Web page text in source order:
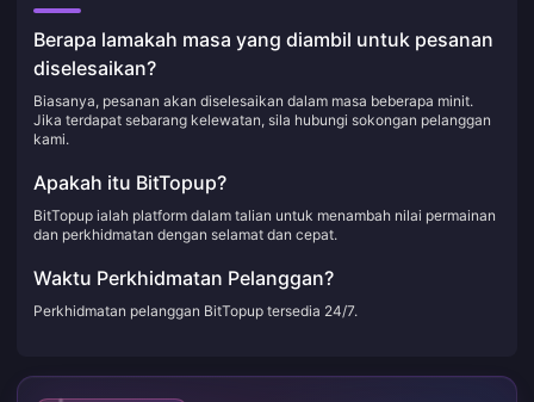
Berapa lamakah masa yang diambil untuk pesanan
diselesaikan?
Biasanya, pesanan akan diselesaikan dalam masa beberapa minit.
Jika terdapat sebarang kelewatan, sila hubungi sokongan pelanggan
kami.
Apakah itu BitTopup?
BitTopup ialah platform dalam talian untuk menambah nilai permainan
dan perkhidmatan dengan selamat dan cepat.
Waktu Perkhidmatan Pelanggan?
Perkhidmatan pelanggan BitTopup tersedia 24/7.